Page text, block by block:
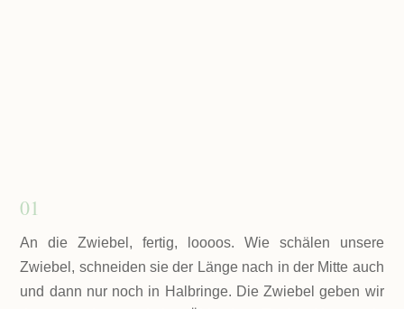
01
An die Zwiebel, fertig, loooos. Wie schälen unsere
Zwiebel, schneiden sie der Länge nach in der Mitte auch
und dann nur noch in Halbringe. Die Zwiebel geben wir